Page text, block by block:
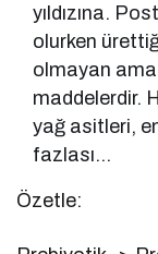
yıldızına.
olurken
olmayan ama
maddelerdir.
yağ asitleri,
fazlası…
Özetle: